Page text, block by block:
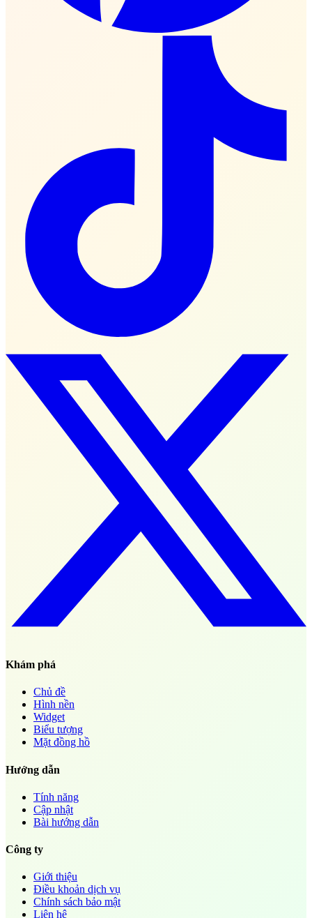
Khám phá
Chủ đề
Hình nền
Widget
Biểu tượng
Mặt đồng hồ
Hướng dẫn
Tính năng
Cập nhật
Bài hướng dẫn
Công ty
Giới thiệu
Điều khoản dịch vụ
Chính sách bảo mật
Liên hệ